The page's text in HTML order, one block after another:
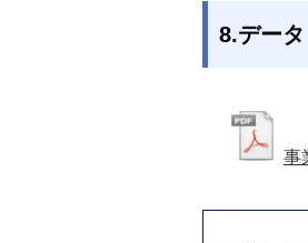
8.データ
事